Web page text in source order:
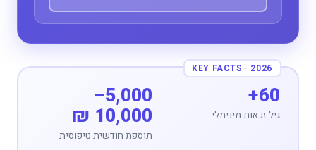
60+
גיל זכאות מינימלי
5,000–
10,000 ₪
תוספת חודשית טיפוסית